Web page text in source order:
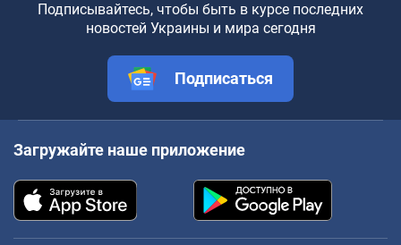
Подписывайтесь, чтобы быть в курсе последних
новостей Украины и мира сегодня
Подписаться
Загружайте наше приложение